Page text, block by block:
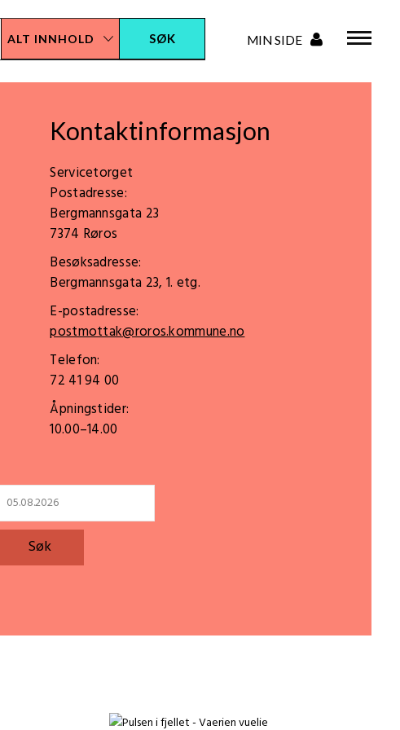
Kontaktinformasjon
Servicetorget
Postadresse:
Bergmannsgata 23
7374 Røros
Besøksadresse:
Bergmannsgata 23, 1. etg.
E-postadresse:
postmottak@roros.kommune.no
Telefon:
72 41 94 00
Åpningstider:
10.00–14.00
Søk